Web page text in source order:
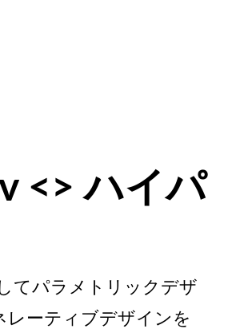
<> ハイパ
てパラメトリックデザ
レーティブデザインを